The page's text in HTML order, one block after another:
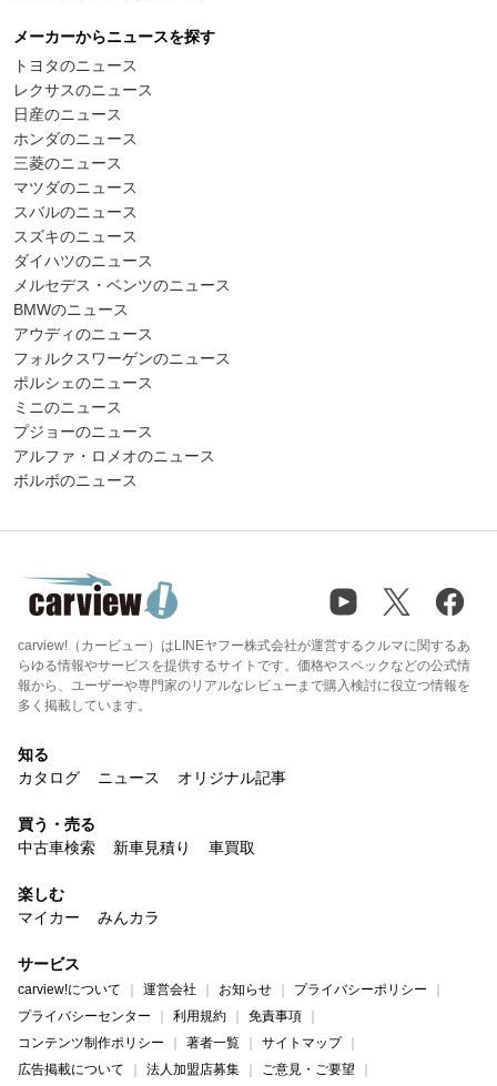
メーカーからニュースを探す
トヨタのニュース
レクサスのニュース
日産のニュース
ホンダのニュース
三菱のニュース
マツダのニュース
スバルのニュース
スズキのニュース
ダイハツのニュース
メルセデス・ベンツのニュース
BMWのニュース
アウディのニュース
フォルクスワーゲンのニュース
ポルシェのニュース
ミニのニュース
プジョーのニュース
アルファ・ロメオのニュース
ボルボのニュース
carview!（カービュー）はLINEヤフー株式会社が運営するクルマに関するあ
らゆる情報やサービスを提供するサイトです。価格やスペックなどの公式情
報から、ユーザーや専門家のリアルなレビューまで購入検討に役立つ情報を
多く掲載しています。
知る
カタログ
ニュース オリジナル記事
買う・売る
中古車検索
新車見積り 車買取
楽しむ
マイカー
みんカラ
サービス
carview!について 運営会社 お知らせ
プライバシーポリシー
プライバシーセンター
利用規約
免責事項
コンテンツ制作ポリシー
著者一覧
サイトマップ
広告掲載について
法人加盟店募集 ご意見・ご要望